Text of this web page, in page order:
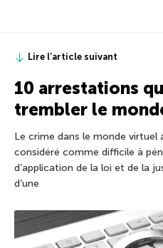
Lire l’article suivant
10 arrestations
trembler le
Le crime dans le monde
considéré comme difficile à
d’application de la loi et de la
d’une